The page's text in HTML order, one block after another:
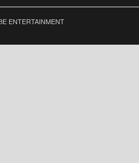
ENTERTAINMENT